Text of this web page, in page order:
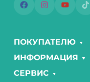
ПОКУПАТЕЛЮ
ИНФОРМАЦИЯ
СЕРВИС